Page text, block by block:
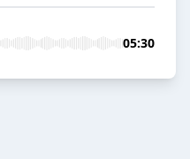
05:30